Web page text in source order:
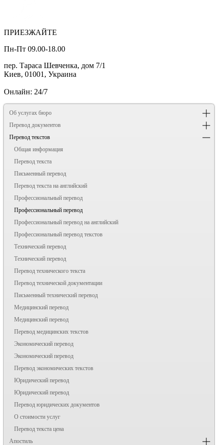
ПРИЕЗЖАЙТЕ
Пн-Пт 09.00-18.00
пер. Тараса Шевченка, дом 7/1
Киев, 01001, Украина
Онлайн: 24/7
Об услугах бюро
Перевод документов
Перевод текстов
Общая информация
Перевод текста
Письменный перевод
Перевод текста на английский
Профессиональный перевод
Профессиональный перевод
Профессиональный перевод на английский
Профессиональный перевод текстов
Технический перевод
Технический перевод
Перевод технического текста
Перевод технической документации
Письменный технический перевод
Медицинский перевод
Медицинский перевод
Перевод медицинских текстов
Экономический перевод
Экономический перевод
Перевод экономических текстов
Юридический перевод
Юридический перевод
Перевод юридических документов
О стоимости услуг
Перевод текста цена
Апостиль